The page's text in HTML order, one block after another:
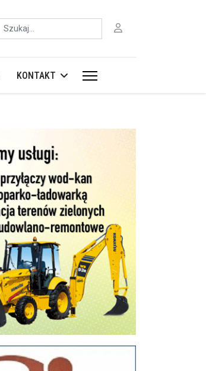
Szukaj
KONTAKT